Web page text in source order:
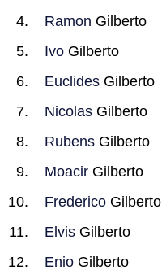
Ramon Gilberto
Ivo Gilberto
Euclides Gilberto
Nicolas Gilberto
Rubens Gilberto
Moacir Gilberto
Frederico Gilberto
Elvis Gilberto
Enio Gilberto